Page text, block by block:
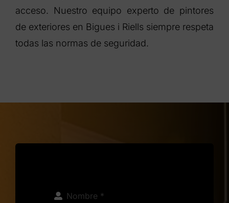
acceso. Nuestro equipo experto de pintores
de exteriores en Bigues i Riells siempre respeta
todas las normas de seguridad.